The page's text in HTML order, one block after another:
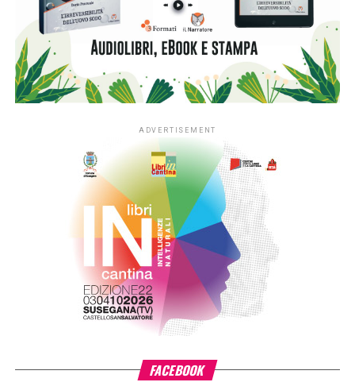
ADVERTISEMENT
FACEBOOK